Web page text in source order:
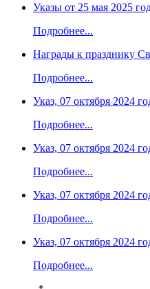
Указы от 25 мая 2025
Подробнее...
Награды к празднику
Подробнее...
Указ, 07 октября 2024
Подробнее...
Указ, 07 октября 2024
Подробнее...
Указ, 07 октября 2024
Подробнее...
Указ, 07 октября 2024
Подробнее...